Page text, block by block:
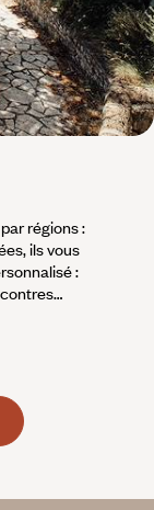
régions :
ils vous
: